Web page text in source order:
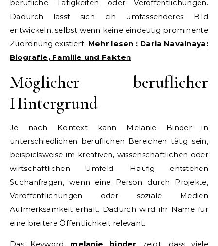
berufliche Tätigkeiten oder Veröffentlichungen.
Dadurch lässt sich ein umfassenderes Bild
entwickeln, selbst wenn keine eindeutig prominente
Zuordnung existiert. Mehr lesen : Daria Navalnaya:
Biografie, Familie und Fakten
Möglicher beruflicher
Hintergrund
Je nach Kontext kann Melanie Binder in
unterschiedlichen beruflichen Bereichen tätig sein,
beispielsweise im kreativen, wissenschaftlichen oder
wirtschaftlichen Umfeld. Häufig entstehen
Suchanfragen, wenn eine Person durch Projekte,
Veröffentlichungen oder soziale Medien
Aufmerksamkeit erhält. Dadurch wird ihr Name für
eine breitere Öffentlichkeit relevant.
Das Keyword melanie binder zeigt, dass viele